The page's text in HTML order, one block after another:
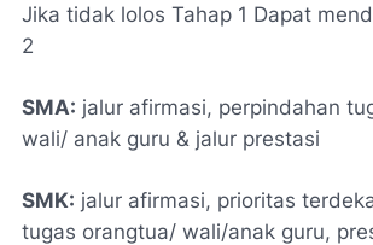
Jika tidak lolos Tahap 1 Dapat
2
SMA: jalur afirmasi, perpindahan
wali/ anak guru & jalur prestasi
SMK: jalur afirmasi, prioritas
tugas orangtua/ wali/anak guru,